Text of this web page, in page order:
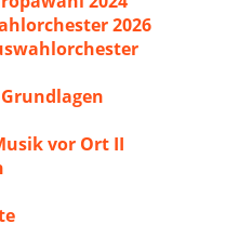
2026
vor Ort II